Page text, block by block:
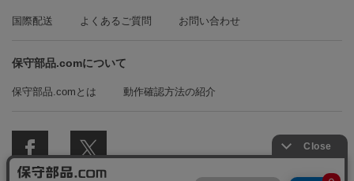
国際配送 よくあるご質問 お問い合わせ
保守部品.comについて
保守部品.comとは 動作確認方法の紹介